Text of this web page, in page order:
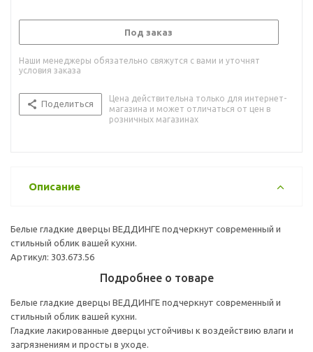
Под заказ
Наши менеджеры обязательно свяжутся с вами и уточнят
условия заказа
Поделиться
Цена действительна только для интернет-
магазина и может отличаться от цен в
розничных магазинах
Описание
Белые гладкие дверцы ВЕДДИНГЕ подчеркнут современный и
стильный облик вашей кухни.
Артикул: 303.673.56
Подробнее о товаре
Белые гладкие дверцы ВЕДДИНГЕ подчеркнут современный и
стильный облик вашей кухни.
Гладкие лакированные дверцы устойчивы к воздействию влаги и
загрязнениям и просты в уходе.